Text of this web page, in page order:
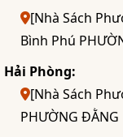
[Nhà Sách
Bình Phú
Hải Phòng:
[Nhà Sách
PHƯỜNG ĐẰNG